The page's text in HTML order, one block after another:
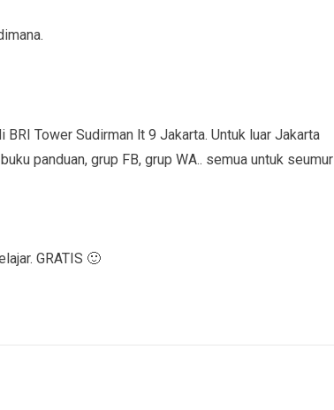
BRI Tower Sudirman lt 9 Jakarta. Untuk luar Jakarta
panduan, grup FB, grup WA.. semua untuk seumur
GRATIS 🙂